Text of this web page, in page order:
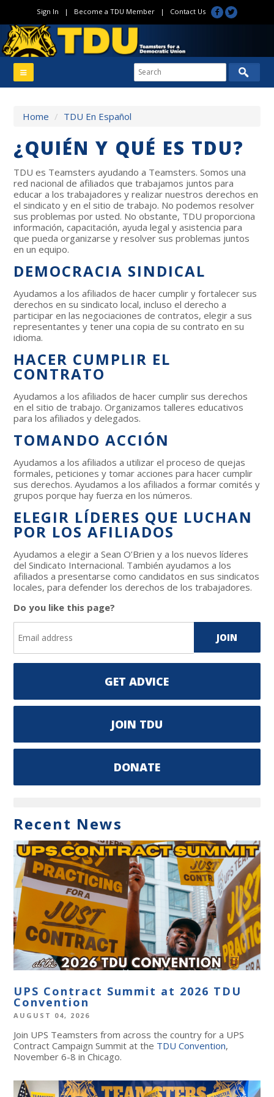
Sign In | Become a TDU Member| Contact Us
Home / TDU En Español
¿QUIÉN Y QUÉ ES TDU?
TDU es Teamsters ayudando a Teamsters. Somos una
red nacional de afiliados que trabajamos juntos para
educar a los trabajadores y realizar nuestros derechos en
el sindicato y en el sitio de trabajo. No podemos resolver
sus problemas por usted. No obstante, TDU proporciona
información, capacitación, ayuda legal y asistencia para
que pueda organizarse y resolver sus problemas juntos
en un equipo.
DEMOCRACIA SINDICAL
Ayudamos a los afiliados de hacer cumplir y fortalecer sus
derechos en su sindicato local, incluso el derecho a
participar en las negociaciones de contratos, elegir a sus
representantes y tener una copia de su contrato en su
idioma.
HACER CUMPLIR EL
CONTRATO
Ayudamos a los afiliados de hacer cumplir sus derechos
en el sitio de trabajo. Organizamos talleres educativos
para los afiliados y delegados.
TOMANDO ACCIÓN
Ayudamos a los afiliados a utilizar el proceso de quejas
formales, peticiones y tomar acciones para hacer cumplir
sus derechos. Ayudamos a los afiliados a formar comités y
grupos porque hay fuerza en los números.
ELEGIR LÍDERES QUE LUCHAN
POR LOS AFILIADOS
Ayudamos a elegir a Sean O’Brien y a los nuevos líderes
del Sindicato Internacional. También ayudamos a los
afiliados a presentarse como candidatos en sus sindicatos
locales, para defender los derechos de los trabajadores.
Do you like this page?
GET ADVICE
JOIN TDU
DONATE
Recent News
UPS Contract Summit at 2026 TDU
Convention
AUGUST 04, 2026
Join UPS Teamsters from across the country for a UPS
Contract Campaign Summit at the TDU Convention,
November 6-8 in Chicago.